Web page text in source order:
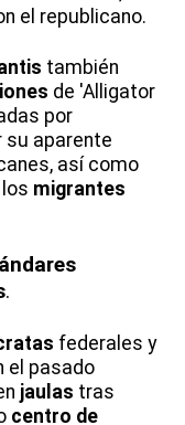
el republicano.
también
de 'Alligator
por
aparente
así como
migrantes
.
federales y
el pasado
jaulas tras
centro de